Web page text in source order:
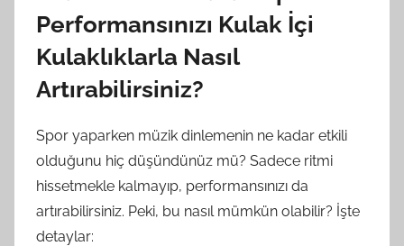
Performansınızı Kulak İçi
Kulaklıklarla Nasıl
Artırabilirsiniz?
Spor yaparken müzik dinlemenin ne kadar etkili
olduğunu hiç düşündünüz mü? Sadece ritmi
hissetmekle kalmayıp, performansınızı da
artırabilirsiniz. Peki, bu nasıl mümkün olabilir? İşte
detaylar: